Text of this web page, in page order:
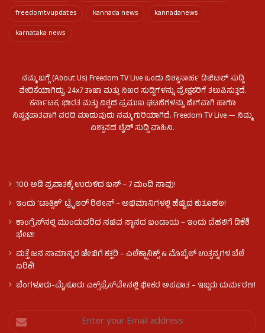
freedomtvupdates
kannada news
kannadanews
karnataka news
ನಮ್ಮ ಬಗ್ಗೆ (About Us) Freedom TV Live ಒಂದು ವಿಶ್ವಾಸಾರ್ಹ ಡಿಜಿಟಲ್ ಸುದ್ದಿ
ವೇದಿಕೆಯಾಗಿದ್ದು, 24x7 ತಾಜಾ ಮತ್ತು ನಿಖರ ಸುದ್ದಿಗಳನ್ನು ಪ್ರೇಕ್ಷಕರಿಗೆ ತಲುಪಿಸುತ್ತದೆ.
ಕರ್ನಾಟಕ, ಭಾರತ ಮತ್ತು ವಿಶ್ವದ ಪ್ರಮುಖ ಘಟನೆಗಳನ್ನು ವೇಗವಾಗಿ ಹಾಗೂ
ನಿಷ್ಪಕ್ಷಪಾತವಾಗಿ ವರದಿ ಮಾಡುವುದು ನಮ್ಮ ಗುರಿಯಾಗಿದೆ. Freedom TV Live — ನಿಮ್ಮ
ವಿಶ್ವಾಸದ ಲೈವ್ ಸುದ್ದಿ ವಾಹಿನಿ.
100 ಅಡಿ ಪ್ರಪಾತಕ್ಕೆ ಉರುಳಿದ ಬಸ್‌ – 7 ಮಂದಿ ಸಾವು!
ಇಂದು ʻಟಾಕ್ಸಿಕ್ʼ ಟ್ರೈಲರ್ ರಿಲೀಸ್‌ – ಅಭಿಮಾನಿಗಳಲ್ಲಿ ಹೆಚ್ಚಿದ ಕುತೂಹಲ!
ಕಾಂಗ್ರೆಸ್​ನಲ್ಲಿ ಮುಂದುವರಿದ ಸಚಿವ ಸ್ಥಾನದ ಬಂಡಾಯ – ಇಂದು ದೆಹಲಿಗೆ ಡಿಕೆಶಿ
ಭೇಟಿ!
ಮತ್ತೆ ಜನ ಸಾಮಾನ್ಯರ ಜೇಬಿಗೆ ಕತ್ತರಿ – ಎಲೆಕ್ಟ್ರಾನಿಕ್ಸ್ & ಮೊಬೈಲ್ ಉತ್ಪನ್ನಗಳ ಬೆಲೆ
ಏರಿಕೆ!
ಬೆಂಗಳೂರು-ಮೈಸೂರು ಎಕ್ಸ್‌ಪ್ರೆಸ್‌ವೇನಲ್ಲಿ ಭೀಕರ ಅಪಘಾತ – ಇಬ್ಬರು ದುರ್ಮರಣ!